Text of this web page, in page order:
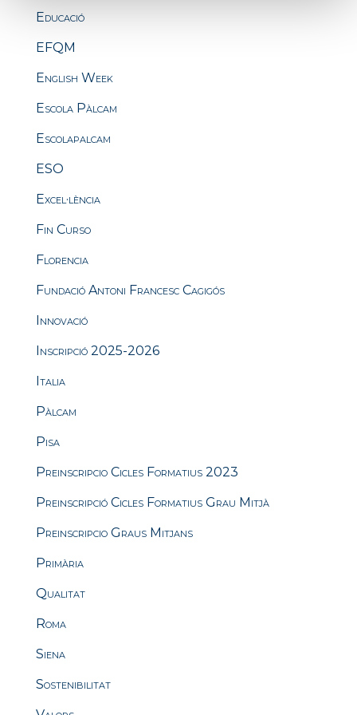
Educació
EFQM
English Week
Escola Pàlcam
Escolapalcam
ESO
Excel·lència
Fin Curso
Florencia
Fundació Antoni Francesc Cagigós
Innovació
Inscripció 2025-2026
Italia
Pàlcam
Pisa
Preinscripcio Cicles Formatius 2023
Preinscripció Cicles Formatius Grau Mitjà
Preinscripcio Graus Mitjans
Primària
Qualitat
Roma
Siena
Sostenibilitat